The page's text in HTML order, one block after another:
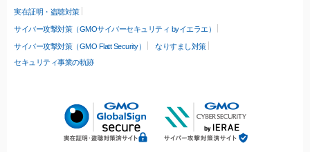
実在証明・盗聴対策
サイバー攻撃対策（GMOサイバーセキュリティ byイエラエ）
サイバー攻撃対策（GMO Flatt Security）
なりすまし対策
セキュリティ事業の軌跡